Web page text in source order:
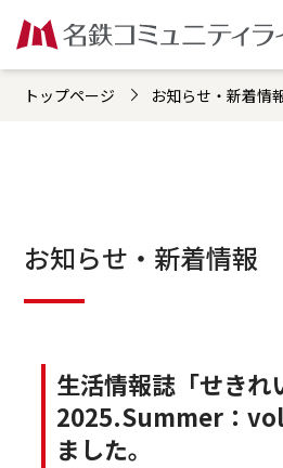
トップページ お知らせ・新着情
お知らせ・新着情報
生活情報誌「せきれ
2025.Summer：
ました。